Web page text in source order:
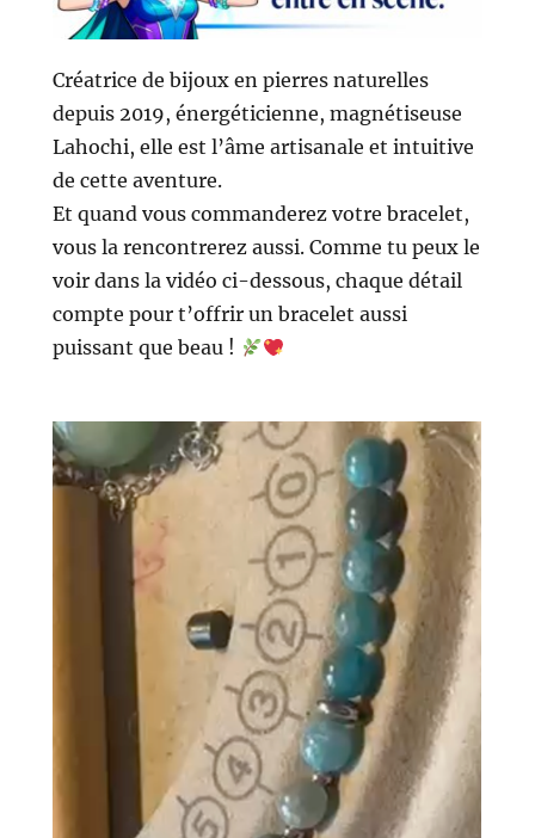
Créatrice de bijoux en pierres naturelles
depuis 2019, énergéticienne, magnétiseuse
Lahochi, elle est l’âme artisanale et intuitive
de cette aventure.
Et quand vous commanderez votre bracelet,
vous la rencontrerez aussi. Comme tu peux le
voir dans la vidéo ci-dessous, chaque détail
compte pour t’offrir un bracelet aussi
puissant que beau !